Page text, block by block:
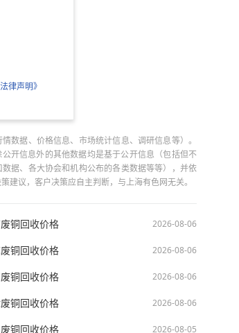
法律声明》
数据、价格信息、市场统计信息、调研信息等）。
开信息外的其他数据均是基于公开信息（包括但不
据、各大协会和机构公布的各类数据等等），并依
议，客户决策应自主判断，与上海有色网无关。
铜回收价格 2026-08-06
铜回收价格 2026-08-06
铜回收价格 2026-08-06
铜回收价格 2026-08-06
铜回收价格 2026-08-05